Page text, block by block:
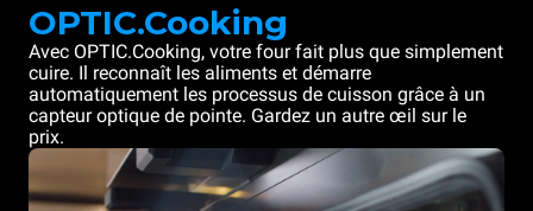
OPTIC.Cooking
Avec OPTIC.Cooking, votre four fait plus que simplement
cuire. Il reconnaît les aliments et démarre
automatiquement les processus de cuisson grâce à un
capteur optique de pointe. Gardez un autre œil sur le
prix.